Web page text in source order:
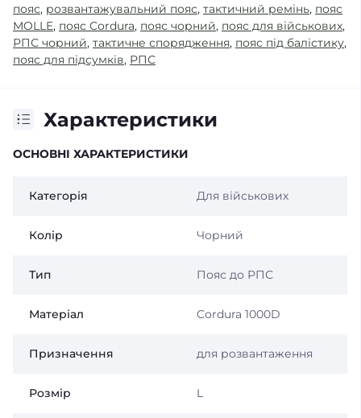
пояс, розвантажувальний пояс, тактичний ремінь, пояс
MOLLE, пояс Cordura, пояс чорний, пояс для військових,
РПС чорний, тактичне спорядження, пояс під балістику,
пояс для підсумків, РПС
Характеристики
ОСНОВНІ ХАРАКТЕРИСТИКИ
Категорія Для військових
Колір Чорний
Тип Пояс до РПС
Матеріал Cordura 1000D
Призначення для розвантаження
Розмір L